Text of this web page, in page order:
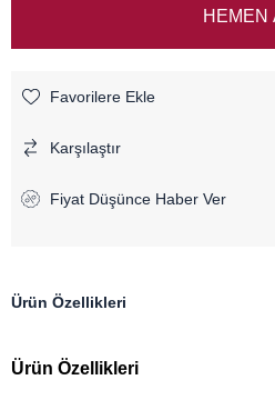
Favorilere Ekle
Karşılaştır
Fiyat Düşünce Haber Ver
Ürün Özellikleri
Ürün Özellikleri